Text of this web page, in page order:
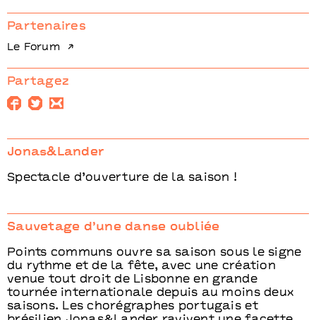
Jonas&Lander
Spectacle d’ouverture de la saison !
Sauvetage d’une danse oubliée
Points communs ouvre sa saison sous le signe
du rythme et de la fête, avec une création
venue tout droit de Lisbonne en grande
tournée internationale depuis au moins deux
saisons. Les chorégraphes portugais et
Partenaires
Le Forum
Partagez